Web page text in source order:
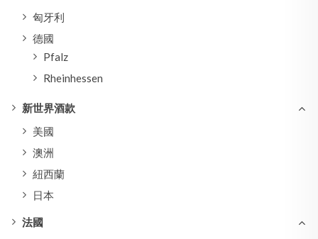
匈牙利
德國
Pfalz
Rheinhessen
新世界酒款
美國
澳洲
紐西蘭
日本
法國